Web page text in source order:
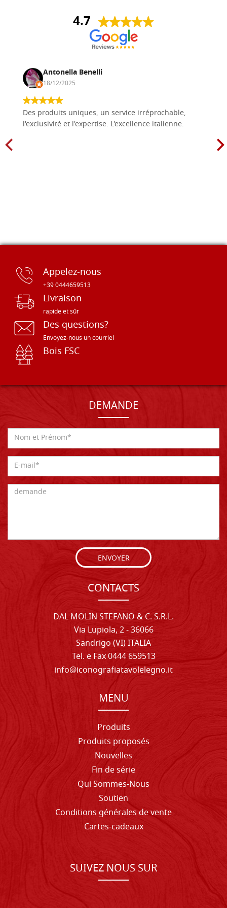
4.7
Antonella Benelli
18/12/2025
Des produits uniques, un service irréprochable,
l'exclusivité et l'expertise. L'excellence italienne.
Appelez-nous
+39 0444659513
Livraison
rapide et sûr
Des questions?
Envoyez-nous un courriel
Bois FSC
DEMANDE
ENVOYER
CONTACTS
DAL MOLIN STEFANO & C. S.R.L.
Via Lupiola, 2 - 36066
Sandrigo (VI) ITALIA
Tel. e Fax 0444 659513
info@iconografiatavolelegno.it
MENU
Produits
Produits proposés
Nouvelles
Fin de série
Qui Sommes-Nous
Soutien
Conditions générales de vente
Cartes-cadeaux
SUIVEZ NOUS SUR